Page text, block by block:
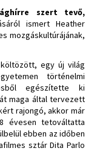
szert tevő,
ismert Heather
mozgáskultúrájának,
költözött, egy új világ
történelmi
egészítette ki
maga által tervezett
rajongó, akkor már
évesen tetováltatta
ebben az időben
sztár Dita Parlo